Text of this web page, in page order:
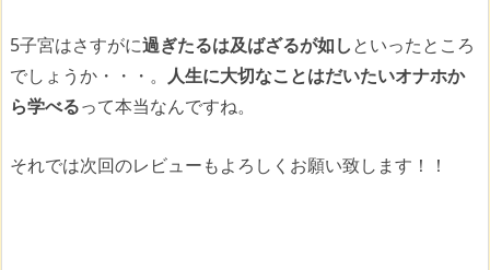
5子宮はさすがに過ぎたるは及ばざるが如しといったところ
でしょうか・・・。 人生に大切なことはだいたいオナホか
ら学べるって本当なんですね。
それでは次回のレビューもよろしくお願い致します！！